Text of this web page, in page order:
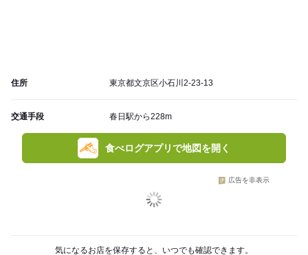
住所 東京都文京区小石川2-23-13
交通手段 春日駅から228m
食べログアプリで地図を開く
広告を非表示
気になるお店を保存すると、いつでも確認できます。